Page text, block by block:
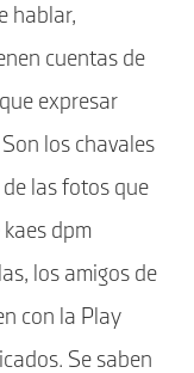
hablar,
cuentas de
expresar
los chavales
las fotos que
dpm
los amigos de
con la Play
Se saben